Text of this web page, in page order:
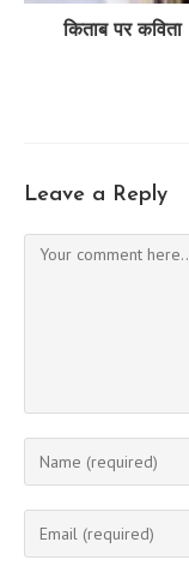
किताब पर
Leave a Reply
Comment
Enter
your
name
Enter
your